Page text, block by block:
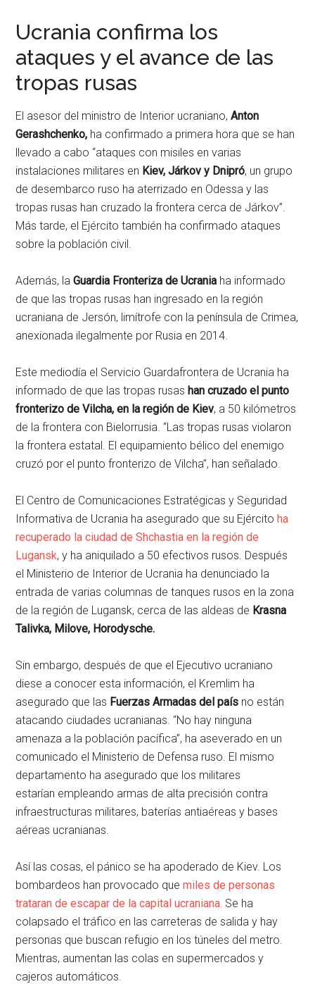
Ucrania confirma los
ataques y el avance de las
tropas rusas
El asesor del ministro de Interior ucraniano,Anton
Gerashchenko, ha confirmado a primera hora que se han
llevado a cabo “ataques con misiles en varias
instalaciones militares en Kiev, Járkov y Dnipró, un grupo
de desembarco ruso ha aterrizado en Odessa y las
tropas rusas han cruzado la frontera cerca de Járkov”.
Más tarde, el Ejército también ha confirmado ataques
sobre la población civil.
Además, la Guardia Fronteriza de Ucrania ha informado
de que las tropas rusas han ingresado en la región
ucraniana de Jersón, limítrofe con la península de Crimea,
anexionada ilegalmente por Rusia en 2014.
Este mediodía el Servicio Guardafrontera de Ucrania ha
informado de que las tropas rusas han cruzado el punto
fronterizo de Vilcha, en la región de Kiev, a 50 kilómetros
de la frontera con Bielorrusia. “Las tropas rusas violaron
la frontera estatal. El equipamiento bélico del enemigo
cruzó por el punto fronterizo de Vilcha”, han señalado.
El Centro de Comunicaciones Estratégicas y Seguridad
Informativa de Ucrania ha asegurado que su Ejército ha
recuperado la ciudad de Shchastia en la región de
Lugansk, y ha aniquilado a 50 efectivos rusos. Después
el Ministerio de Interior de Ucrania ha denunciado la
entrada de varias columnas de tanques rusos en la zona
de la región de Lugansk, cerca de las aldeas de Krasna
Talivka, Milove, Horodysche.
Sin embargo, después de que el Ejecutivo ucraniano
diese a conocer esta información, el Kremlim ha
asegurado que las Fuerzas Armadas del país no están
atacando ciudades ucranianas. “No hay ninguna
amenaza a la población pacífica”, ha aseverado en un
comunicado el Ministerio de Defensa ruso. El mismo
departamento ha asegurado que los militares
estarían empleando armas de alta precisión contra
infraestructuras militares, baterías antiaéreas y bases
aéreas ucranianas.
Así las cosas, el pánico se ha apoderado de Kiev. Los
bombardeos han provocado quemiles de personas
trataran de escapar de la capital ucraniana. Se ha
colapsado el tráfico en las carreteras de salida y hay
personas que buscan refugio en los túneles del metro.
Mientras, aumentan las colas en supermercados y
cajeros automáticos.